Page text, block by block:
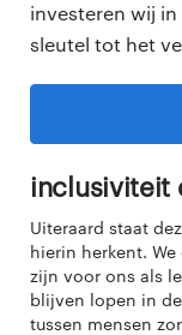
investeren wij
sleutel tot het
Uiteraard staat
hierin herkent.
zijn voor ons als
blijven lopen in
tussen mensen